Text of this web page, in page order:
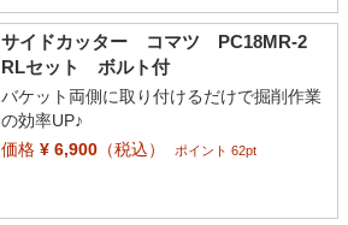
サイドカッター コマツ PC18MR-2
RLセット ボルト付
バケット両側に取り付けるだけで掘削作業
の効率UP♪
価格¥ 6,900（税込） ポイント 62pt